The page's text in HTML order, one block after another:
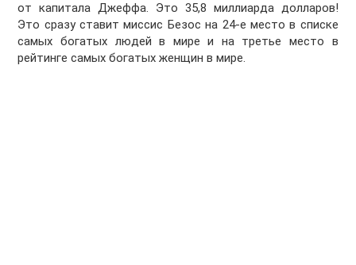
от капитала Джеффа. Это 35,8 миллиарда долларов!
Это сразу ставит миссис Безос на 24-е место в списке
самых богатых людей в мире и на третье место в
рейтинге самых богатых женщин в мире.